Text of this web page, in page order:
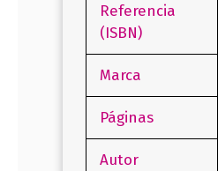
Referencia
(ISBN)
Marca
Páginas
Autor